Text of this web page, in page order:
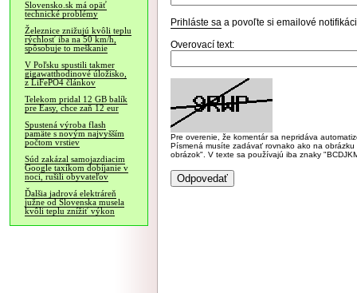
Slovensko.sk má opäť
technické problémy
Železnice znižujú kvôli teplu
rýchlosť iba na 50 km/h,
spôsobuje to meškanie
V Poľsku spustili takmer
gigawatthodinové úložisko,
z LiFePO4 článkov
Telekom pridal 12 GB balík
pre Easy, chce zaň 12 eur
Spustená výroba flash
pamäte s novým najvyšším
počtom vrstiev
Súd zakázal samojazdiacim
Google taxíkom dobíjanie v
noci, rušili obyvateľov
Ďalšia jadrová elektráreň
južne od Slovenska musela
kvôli teplu znížiť výkon
Prihláste sa a povoľte si emailové
Overovací text:
Pre overenie, že komentár sa nepridáva
Písmená musíte zadávať rovnako ako na
obrázok". V texte sa používajú iba znaky